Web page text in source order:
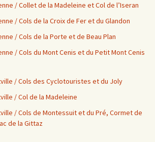
/ Collet de la Madeleine et Col de l’Iseran
/ Cols de la Croix de Fer et du Glandon
/ Cols de la Porte et de Beau Plan
/ Cols du Mont Cenis et du Petit Mont Cenis
/ Cols des Cyclotouristes et du Joly
/ Col de la Madeleine
/ Cols de Montessuit et du Pré, Cormet de
de la Gittaz